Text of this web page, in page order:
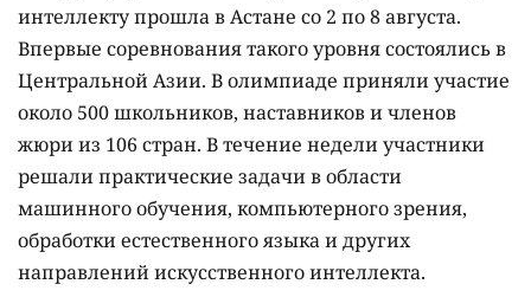
интеллекту прошла в Астане со 2 по 8 августа.
Впервые соревнования такого уровня состоялись в
Центральной Азии. В олимпиаде приняли участие
около 500 школьников, наставников и членов
жюри из 106 стран. В течение недели участники
решали практические задачи в области
машинного обучения, компьютерного зрения,
обработки естественного языка и других
направлений искусственного интеллекта.